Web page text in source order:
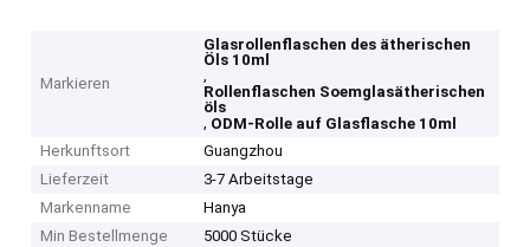
Markieren
Glasrollenflaschen des ätherischen
Öls 10ml
,
Rollenflaschen Soemglasätherischen
öls
, ODM-Rolle auf Glasflasche 10ml
Herkunftsort
Guangzhou
Lieferzeit
3-7 Arbeitstage
Markenname
Hanya
Min Bestellmenge
5000 Stücke